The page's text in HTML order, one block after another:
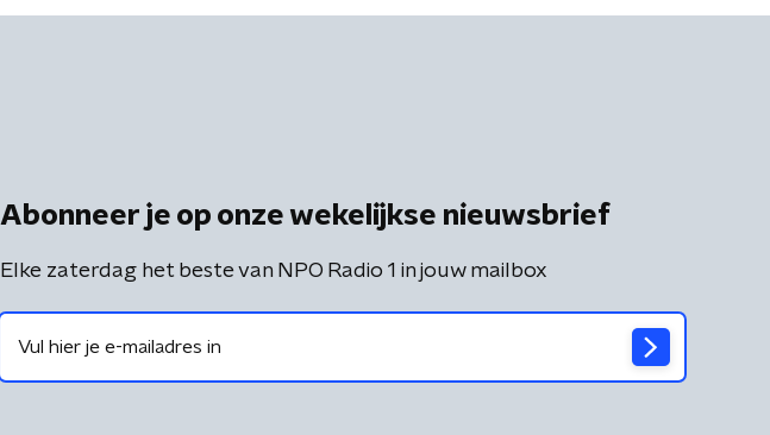
Abonneer je op onze wekelijkse nieuwsbrief
Elke zaterdag het beste van NPO Radio 1 in jouw mailbox